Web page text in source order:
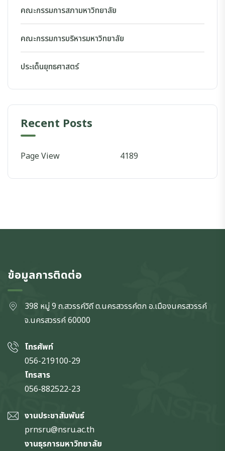
คณะกรรมการสภามหาวิทยาลัย
คณะกรรมการบริหารมหาวิทยาลัย
ประเด็นยุทธศาสตร์
Recent Posts
Page View 4189
ข้อมูลการติดต่อ
398 หมู่ 9 ถ.สวรรค์วิถี ต.นครสวรรค์ตก อ.เมืองนครสวรรค์
จ.นครสวรรค์60000
โทรศัพท์
056-219100-29
โทรสาร
056-882522-23
งานประชาสัมพันธ์
prnsru@nsru.ac.th
งานธุรการมหาวิทยาลัย